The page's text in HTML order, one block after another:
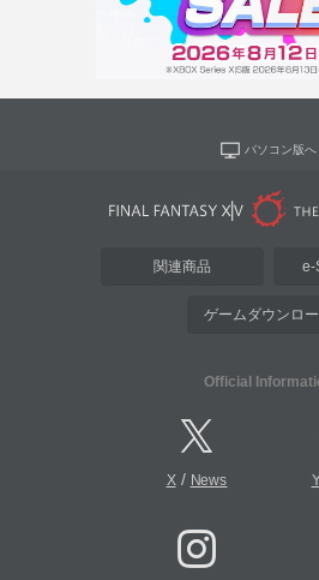
パソコン版へ
関連商品 e-
ゲームダウンロ
Official
X/ News